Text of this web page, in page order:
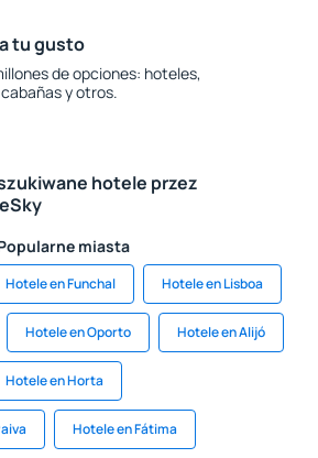
tu gusto
de opciones: hoteles,
y otros.
hotele przez
miasta
Hotele en Funchal Hotele en Lisboa
Hotele en Oporto Hotele en Alijó
Hotele en Horta
Hotele en Fátima